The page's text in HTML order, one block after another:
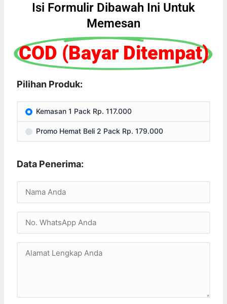
Isi Formulir Dibawah Ini Untuk
Memesan
COD (Bayar Ditempat)
Pilihan Produk:
Kemasan 1 Pack Rp. 117.000
Promo Hemat Beli 2 Pack Rp. 179.000
Data Penerima: